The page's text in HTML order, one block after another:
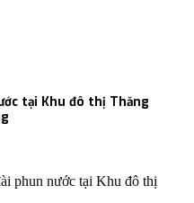
tại Khu đô thị Thăng